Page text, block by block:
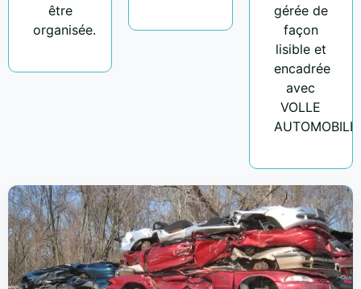
être
organisée.
gérée de
façon
lisible et
encadrée
avec
VOLLE
AUTOMOBILE.